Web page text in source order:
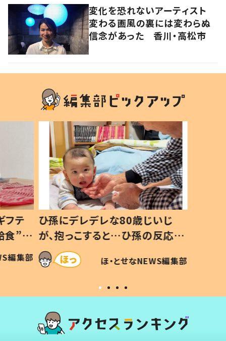
変化を恐れないアーティスト
変わる画風の裏には変わらぬ
信念があった 香川・高松市
フテ
食”を
の親
編集部
ひ孫にデレデレな80歳じいじ
が、抱っこすると…ひ孫の反応に
「涙が出ました」「可愛くて仕方な
い」
ほ・とせなNEWS編集部